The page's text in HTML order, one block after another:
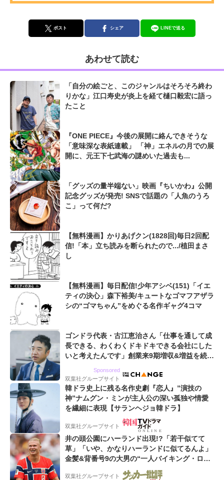
ポスト シェア LINEで送る
あわせて読む
「自分の絵ごと、このジャンルはそろそろ終わ
りかな」江口寿史が炎上を経て樋口毅宏に語っ
たこと
『ONE PIECE』今後の展開に絡んできそうな
「意味深な表紙連載」 「神」エネルの月での展
開に、元王下七武海の謎めいた過去も...
「グッズの量半端ない」映画『ちいかわ』公開
記念グッズが発売! SNSで話題の「人魚のうろ
こ」って何だ?
【無料漫画】かりあげクン(1828回)毎日2回配
信!「本」立ち読みを断られたので.../植田まさ
し
【無料漫画】毎日配信!少年アシベ(151)「イエ
ティの決心」森下裕美/キュートなゴマフアザラ
シの“ゴマちゃん”をめぐる名作ギャグ4コマ
ゴンドラ代表・古江恵治さん「仕事を通して成
長できる、わくわくドキドキできる会社にした
いと考えたんです」創業来9期増収&増益を続け
Sponsored
双葉社グループサイト
韓ドラ史上に残る名作史劇『恋人』”演技の
神”ナムグン・ミンが主人公の深い孤独や情愛
を繊細に表現【サランヘジョ韓ドラ】
双葉社グループサイト
井の頭公園にハーランド出現!?「若干似てて
草」「いや、かなりハーランドに似てるんよ」
金髪&背番号9の大男の“一人バイキング・ロ
ー”映像が話題!「元気をもらった」
双葉社グループサイト